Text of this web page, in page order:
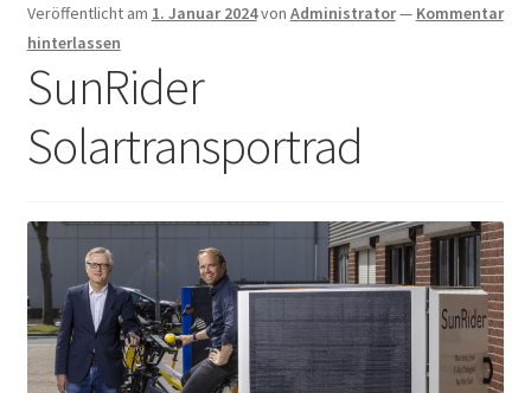
Vorsicht Internetbetrug
Über FunShop
Impressum
Veröffentlicht am 1. Januar 2024von Administrator— Kommentar
hinterlassen
SunRider
Solartransportrad